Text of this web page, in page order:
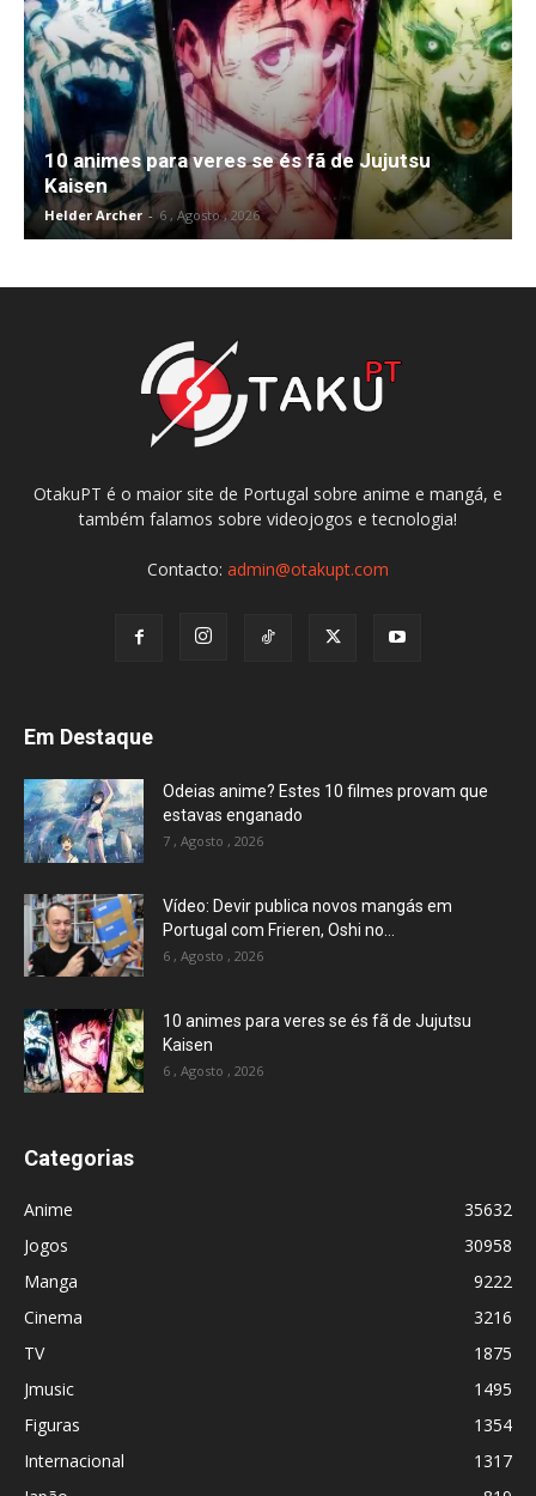
10 animes para veres se és fã de Jujutsu
Kaisen
Helder Archer - 6 , Agosto , 2026
OtakuPT é o maior site de Portugal sobre anime e mangá, e
também falamos sobre videojogos e tecnologia!
Contacto: admin@otakupt.com
Em Destaque
Odeias anime? Estes 10 filmes provam que
estavas enganado
7 , Agosto , 2026
Vídeo: Devir publica novos mangás em
Portugal com Frieren, Oshi no...
6 , Agosto , 2026
10 animes para veres se és fã de Jujutsu
Kaisen
6 , Agosto , 2026
Categorias
Anime
35632
Jogos
30958
Manga
9222
Cinema
3216
TV
1875
Jmusic
1495
Figuras
1354
Internacional
1317